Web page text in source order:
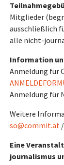
Mitglieder
ausschließlich
alle nicht-
Information
Anmeldung für
Anmeldung für
Weitere
so@commit.at
Eine
journalismus